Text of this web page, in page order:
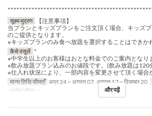
सूक्ष्म मुद्रण
【注意事項】
当プランとキッズプランをご注文頂く場合、キッズ
のご提供となります。
※キッズプランのみ食べ放題を選択することはできか
कैसे वसूलें *
※中学生以上のお客様はおとな料金でのご案内となり
※飲み放題プラン込みのお値段です。(飲み放題は120
※仕入れ状況により、一部内容を変更させて頂く場合
मान्य तिथि सीमाएँ अप्र 24 ~ अगस्त 07, अगस्त 17 ~ दिसम्बर 20
आदेश सीमा 2 ~ और पढ़ें